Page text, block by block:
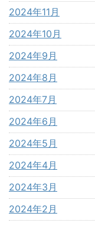
2024年11月
2024年10月
2024年9月
2024年8月
2024年7月
2024年6月
2024年5月
2024年4月
2024年3月
2024年2月